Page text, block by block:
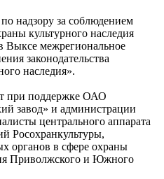
надзору за соблюдением
культурного наследия
Выксе межрегиональное
законодательства
наследия».
при поддержке ОАО
завод» и администрации
центрального аппарата
Росохранкультуры,
органов в сфере охраны
Приволжского и Южного